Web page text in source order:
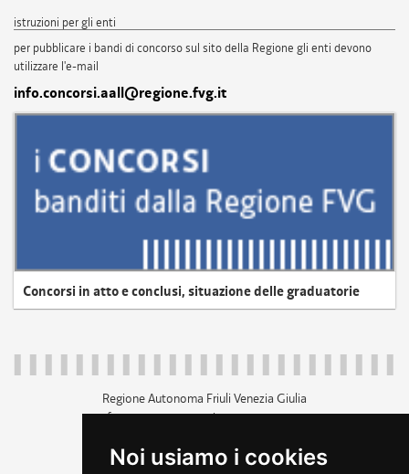
Noi usiamo i cookies
istruzioni per gli enti
per pubblicare i bandi di concorso sul sito della Regione gli enti devono
utilizzare l'e-mail
info.concorsi.aall@regione.fvg.it
Concorsi in atto e conclusi, situazione delle graduatorie
Regione Autonoma Friuli Venezia Giulia
c.f. 80014930327; p.iva 00526040324
+39 040 3771111